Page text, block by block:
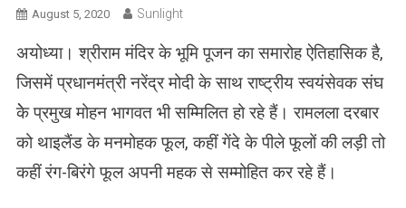
August 5, 2020 Sunlight
अयोध्या। श्रीराम मंदिर के भूमि पूजन का समारोह ऐतिहासिक है,
जिसमें प्रधानमंत्री नरेंद्र मोदी के साथ राष्ट्रीय स्वयंसेवक संघ
केे प्रमुख मोहन भागवत भी सम्मिलित हो रहे हैं। रामलला दरबार
को थाइलैंड के मनमोहक फूल, कहीं गेंदे के पीले फूलों की लड़ी तो
कहीं रंग-बिरंगे फूल अपनी महक से सम्मोहित कर रहे हैं।